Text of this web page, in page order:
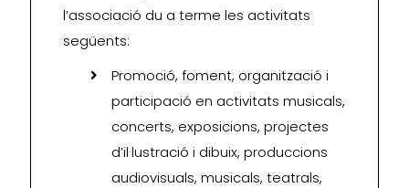
l’associació du a terme les activitats
següents:
Promoció, foment, organització i
participació en activitats musicals,
concerts, exposicions, projectes
d’il·lustració i dibuix, produccions
audiovisuals, musicals, teatrals,